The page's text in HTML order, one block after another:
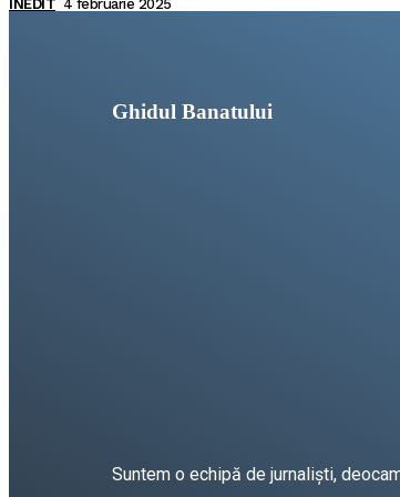
INEDIT 4 februarie 2025
Ghidul Banatului
Suntem o echipă de jurnaliști,